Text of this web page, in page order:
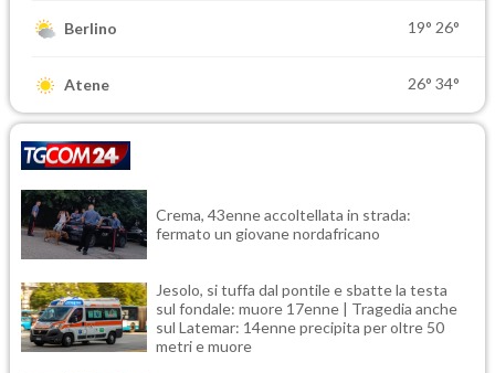
Berlino 19° 26°
Atene 26° 34°
Crema, 43enne accoltellata in strada:
fermato un giovane nordafricano
Jesolo, si tuffa dal pontile e sbatte la testa
sul fondale: muore 17enne | Tragedia anche
sul Latemar: 14enne precipita per oltre 50
metri e muore